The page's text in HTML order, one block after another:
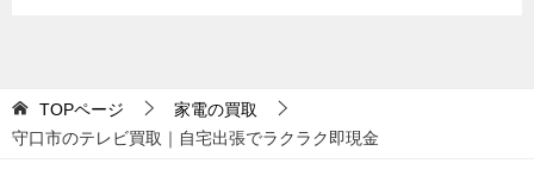
TOPページ
家電の買取
守口市のテレビ買取｜自宅出張でラクラク即現金